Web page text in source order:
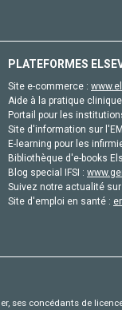
PLATEFORMES
Site e-commerce :
Aide à la pratique
Portail pour les
Site d'information sur
E-learning pour les
Bibliothèque d'e-books
Blog special IFSI :
Suivez notre actualité
Site d'emploi en santé :
ses concédants de